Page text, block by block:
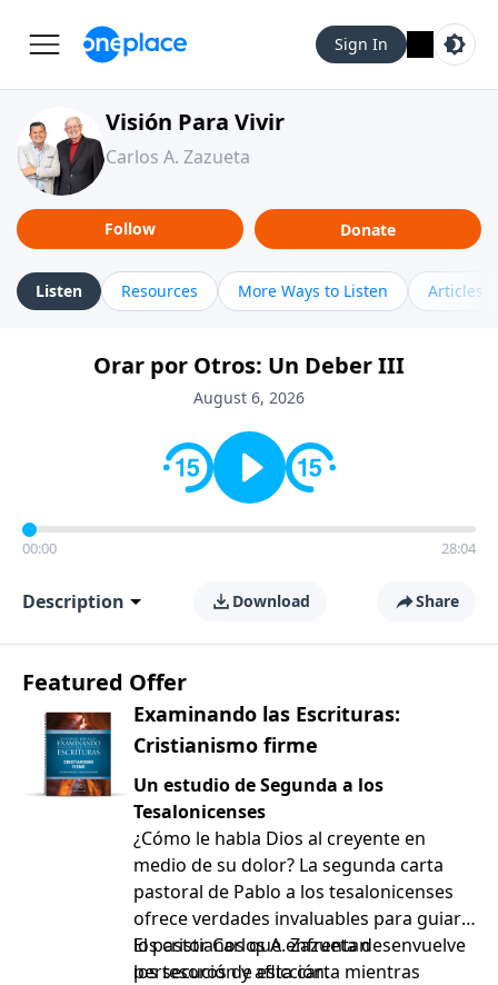
Sign In
Visión Para Vivir
Carlos A. Zazueta
Follow Donate
Listen Resources More Ways to Listen Articles
Orar por Otros: Un Deber III
August 6, 2026
00:00 28:04
Description Download Share
Featured Offer
Examinando las Escrituras:
Cristianismo firme
Un estudio de Segunda a los
Tesalonicenses
¿Cómo le habla Dios al creyente en
medio de su dolor? La segunda carta
pastoral de Pablo a los tesalonicenses
ofrece verdades invaluables para guiar a
los cristianos que enfrentan
persecución y aflicción.
El pastor Carlos A. Zazueta desenvuelve
los tesoros de esta carta mientras